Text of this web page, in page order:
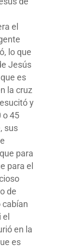
el
lo que
Jesús
es
la cruz
y
o 45
sus
para
para el
de
cabían
en la
es